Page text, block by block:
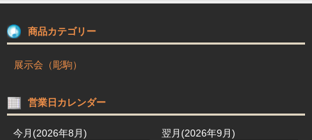
商品カテゴリー
展示会（彫駒）
営業日カレンダー
今月(2026年8月)
翌月(2026年9月)